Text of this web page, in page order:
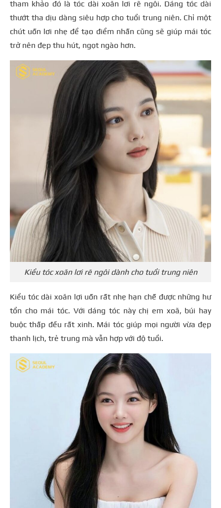
tham khảo đó là tóc dài xoăn lơi rẽ ngôi. Dáng tóc dài
thướt tha dịu dàng siêu hợp cho tuổi trung niên. Chỉ một
chút uốn lơi nhẹ để tạo điểm nhấn cũng sẽ giúp mái tóc
trở nên đẹp thu hút, ngọt ngào hơn.
Kiểu tóc xoăn lơi rẽ ngôi dành cho tuổi trung niên
Kiểu tóc dài xoăn lợi uốn rất nhẹ hạn chế được những hư
tổn cho mái tóc. Với dáng tóc này chị em xoã, búi hay
buộc thấp đều rất xinh. Mái tóc giúp mọi người vừa đẹp
thanh lịch, trẻ trung mà vẫn hợp với độ tuổi.